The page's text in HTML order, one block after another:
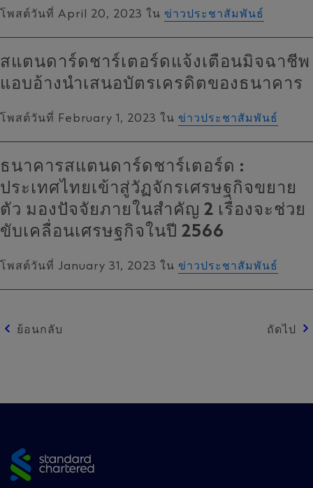
โพสต์วันที่ April 20, 2023 ใน ข่าวประชาสัมพันธ์
สแตนดาร์ดชาร์เตอร์ดแจ้งเตือนมิจฉาชีพ
แอบอ้างนำเสนอบัตรเครดิตของธนาคาร
โพสต์วันที่ February 1, 2023 ใน ข่าวประชาสัมพันธ์
ธนาคารสแตนดาร์ดชาร์เตอร์ด :
ประเทศไทยเข้าสู่วัฏจักรเศรษฐกิจขยาย
ตัว มองปัจจัยภายในสำคัญ 2 เรื่องจะช่วย
ขับเคลื่อนเศรษฐกิจในปี 2566
โพสต์วันที่ January 31, 2023 ใน ข่าวประชาสัมพันธ์
Posts
ย้อนกลับ ถัดไป